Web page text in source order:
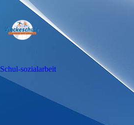
Schul-sozialarbeit